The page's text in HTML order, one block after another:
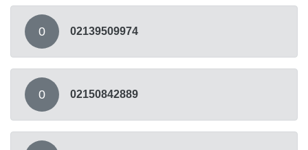
0 02139509974
0 02150842889